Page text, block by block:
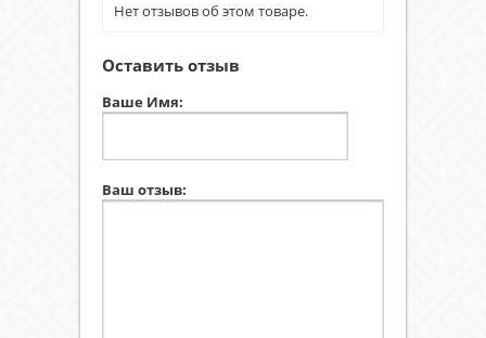
Нет отзывов об этом товаре.
Оставить отзыв
Ваше Имя:
Ваш отзыв: